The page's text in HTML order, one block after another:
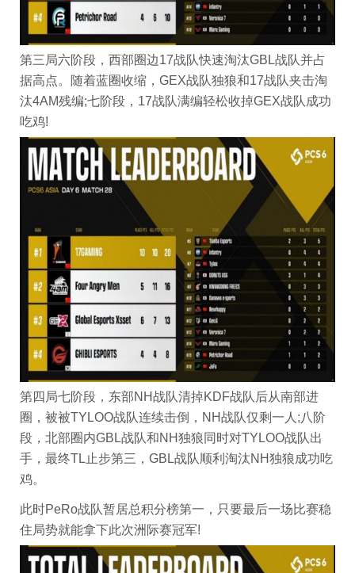
第三局六阶段，西部圈边17战队快速淘汰GBL战队并占
据高点。随着蓝圈收缩，GEX战队独狼和17战队夹击淘
汰4AM残编;七阶段，17战队满编轻松收掉GEX战队成功
吃鸡!
第四局七阶段，东部NH战队清掉KDF战队后从南部进
圈，被被TYLOO战队连续击倒，NH战队仅剩一人;八阶
段，北部圈内GBL战队和NH独狼同时对TYLOO战队出
手，最终TL止步第三，GBL战队顺利淘汰NH独狼成功吃
鸡。
此时PeRo战队暂居总积分榜第一，只要最后一场比赛稳
住局势就能拿下此次洲际赛冠军!